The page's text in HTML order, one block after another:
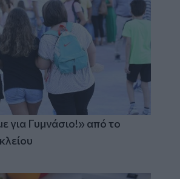
για Γυμνάσιο!» από το